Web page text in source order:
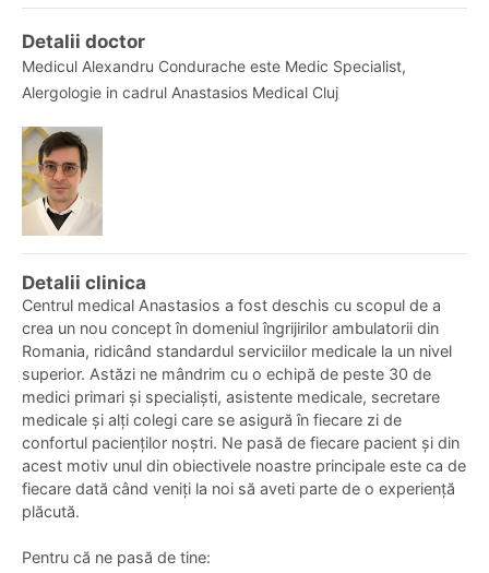
Detalii doctor
Medicul Alexandru Condurache este Medic Specialist,
Alergologie in cadrul Anastasios Medical Cluj
Detalii clinica
Centrul medical Anastasios a fost deschis cu scopul de a
crea un nou concept în domeniul îngrijirilor ambulatorii din
Romania, ridicând standardul serviciilor medicale la un nivel
superior. Astăzi ne mândrim cu o echipă de peste 30 de
medici primari și specialiști, asistente medicale, secretare
medicale și alți colegi care se asigură în fiecare zi de
confortul pacienților noștri. Ne pasă de fiecare pacient și din
acest motiv unul din obiectivele noastre principale este ca de
fiecare dată când veniți la noi să aveti parte de o experiență
plăcută.
Pentru că ne pasă de tine: